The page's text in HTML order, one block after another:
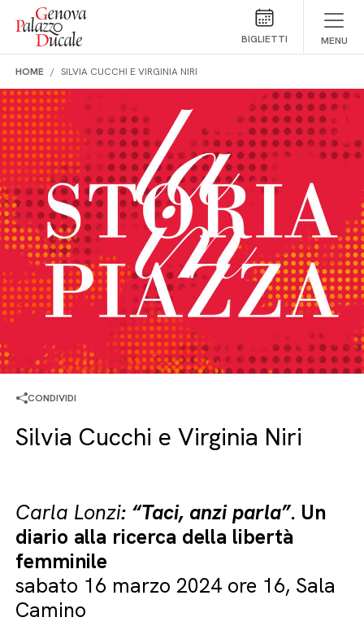
Salta al contenuto
BIGLIETTI MENU
HOME SILVIA CUCCHI E VIRGINIA NIRI
CONDIVIDI
Silvia Cucchi e Virginia Niri
Carla Lonzi: “Taci, anzi parla”. Un
diario alla ricerca della libertà
femminile
sabato 16 marzo 2024 ore 16, Sala
Camino